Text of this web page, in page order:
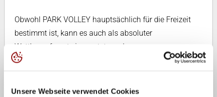
Unsere Webseite verwendet Cookies
Obwohl PARK VOLLEY hauptsächlich für die Freizeit
bestimmt ist, kann es auch als absoluter
Wettkampfsport eingesetzt werden.